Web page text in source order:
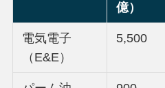
億）
電気電子
（E&E）
5,500